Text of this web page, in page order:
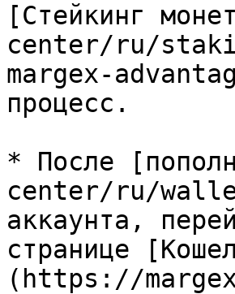
[Стейкинг
center/ru/
margex-
процесс.
* После
center/ru/
аккаунта,
странице
(https://